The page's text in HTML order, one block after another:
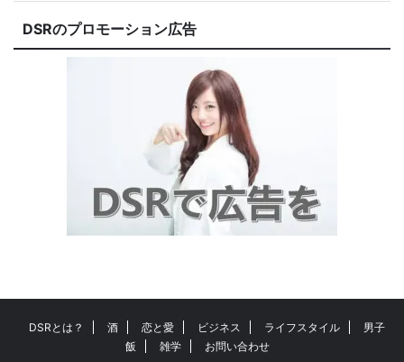
DSRのプロモーション広告
DSRとは？ 酒 恋と愛 ビジネス ライフスタイル
男子
飯
雑学 お問い合わせ